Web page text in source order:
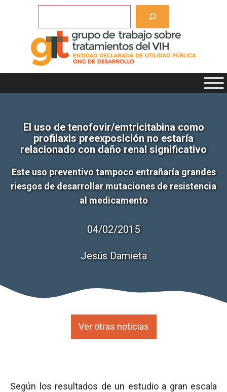
El uso de tenofovir/emtricitabina como
profilaxis preexposición no estaría
relacionado con daño renal significativo
Este uso preventivo tampoco entrañaría grandes
riesgos de desarrollar mutaciones de resistencia
al medicamento
04/02/2015
Jesús Damieta
Ver otras noticias
Según los resultados de un estudio a gran escala